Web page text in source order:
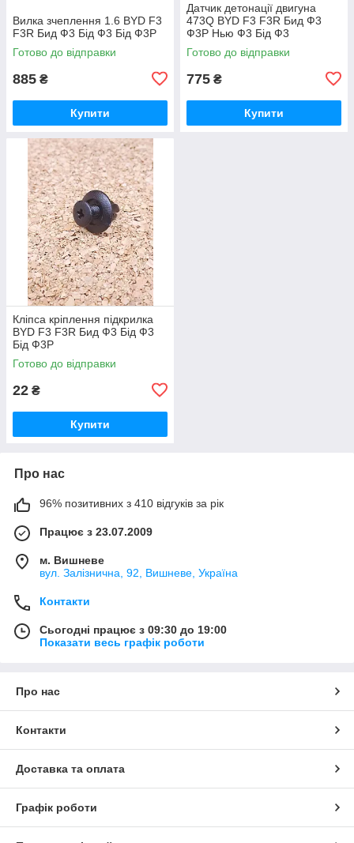
Вилка зчеплення 1.6 BYD F3
F3R Бид Ф3 Бід Ф3 Бід Ф3Р
Готово до відправки
885 ₴
Купити
Датчик детонації двигуна
473Q BYD F3 F3R Бид Ф3
Ф3Р Нью Ф3 Бід Ф3
Готово до відправки
775 ₴
Купити
Кліпса кріплення підкрилка
BYD F3 F3R Бид Ф3 Бід Ф3
Бід Ф3Р
Готово до відправки
22 ₴
Купити
Про нас
96% позитивних з 410 відгуків за рік
Працює з 23.07.2009
м. Вишневе
вул. Залізнична, 92, Вишневе, Україна
Контакти
Сьогодні працює з 09:30 до 19:00
Показати весь графік роботи
Про нас
Контакти
Доставка та оплата
Графік роботи